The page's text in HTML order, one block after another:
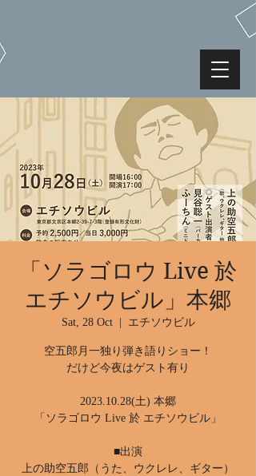
「ソラゴロウ Live 於
エチソウビル」本郷
Sat, 28 Oct
  |
エチソウビル
空五郎月一独り弾き語りショー！
だけど今夜はゲスト有り
2023.10.28(土) 本郷
「ソラゴロウ Live 於 エチソウビル」
■出演
上の助空五郎（うた、ウクレレ、ギター）